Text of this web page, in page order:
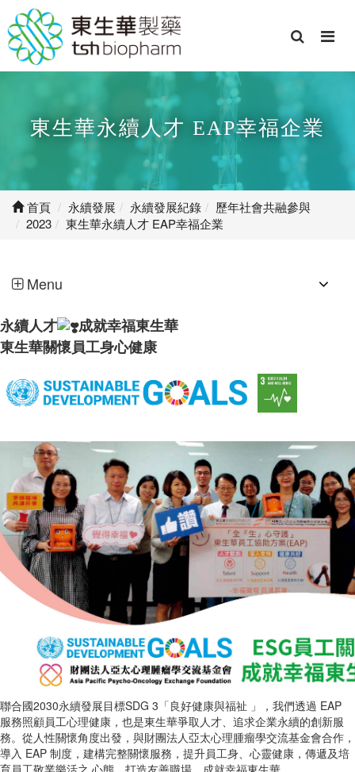
東生華永續人才 EAP幸福企業
首頁 永續發展 永續發展紀錄
歷年社會共融參與
2023
東生華永續人才 EAP幸福企業
Menu
永續人才
成就幸福東生華
東生華關懷員工身心健康
聯合國2030永續發展目標SDG 3「良好健康與福祉 」，我們透過 EAP
服務照顧員工心理健康，也是東生華爭取人才、追求企業永續的創新服
務。從人性關懷角度出發，與財團法人亞太心理腫瘤學交流基金會合作，
導入 EAP 制度，建構完整關懷服務，提升員工身、心靈健康，傳遞及培
育員工敬業樂活之 心態，打造友善職場，成就幸福東生華。